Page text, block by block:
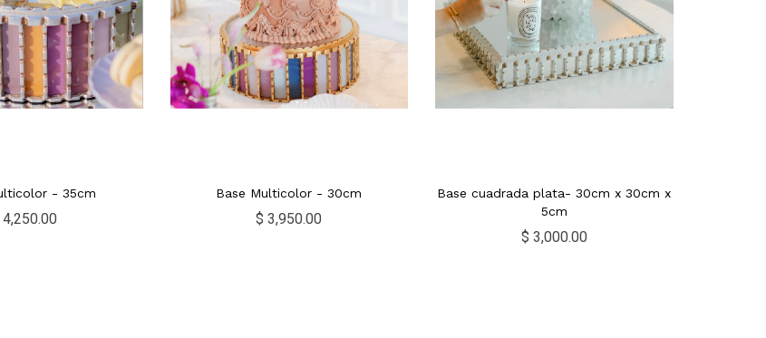
- 35cm Base Multicolor - 30cm
$ 3,950.00
Base cuadrada plata- 30cm x 30cm x
5cm
$ 3,000.00